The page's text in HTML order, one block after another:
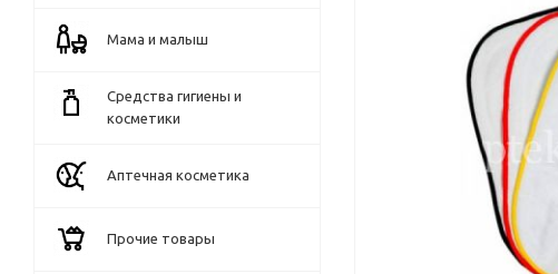
Мама и малыш
Средства гигиены и
косметики
Аптечная косметика
Прочие товары